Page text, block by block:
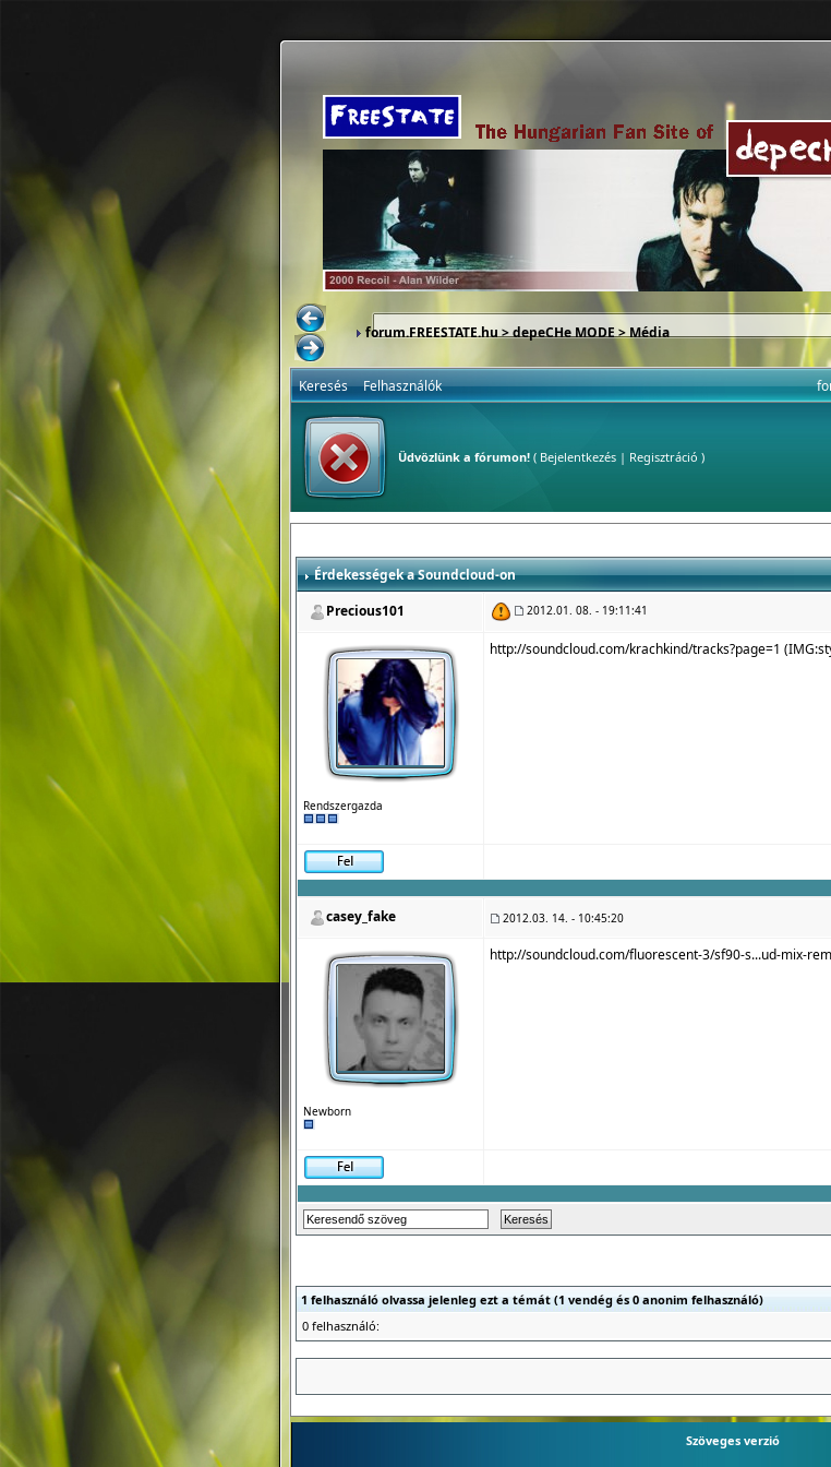
forum.FREESTATE.hu>depeCHe MODE>Média
Keresés Felhasználók
Üdvözlünk a fórumon!( Bejelentkezés| Regisztráció )
Érdekességek a Soundcloud-on
Precious101 2012.01. 08. - 19:11:41
Rendszergazda
http://soundcloud.com/krachkind/tracks?page=1 (IMG:
casey_fake 2012.03. 14. - 10:45:20
Newborn
http://soundcloud.com/fluorescent-3/sf90-s...ud-mix-
1 felhasználó olvassa jelenleg ezt a témát (1 vendég és 0 anonim felhasználó)
0 felhasználó:
Szöveges verzió